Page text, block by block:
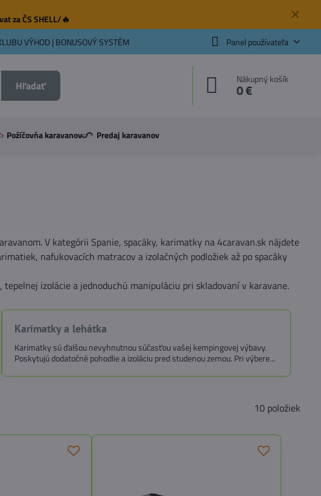
✕
za ČS SHELL/🔥
VÝHOD | BONUSOVÝ SYSTÉM Panel používateľa
Hľadať Nákupný košík
0 €
Požíčovňa karavanov Predaj karavanov
V kategórii Spanie, spacáky, karimatky na 4caravan.sk nájdete
nafukovacích matracov a izolačných podložiek až po spacáky
izolácie a jednoduchú manipuláciu pri skladovaní v karavane.
Karimatky a lehátka
Karimatky sú ďalšou nevyhnutnou súčasťou vašej kempingovej výbavy.
Poskytujú dodatočné pohodlie a izoláciu pred studenou zemou. Pri výbere...
10 položiek